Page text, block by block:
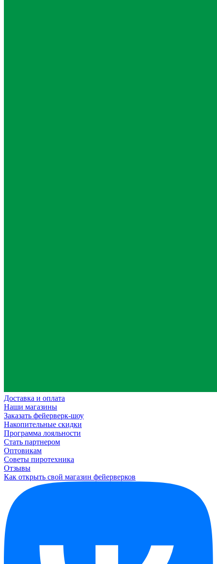
Доставка и оплата
Наши магазины
Заказать фейерверк-шоу
Накопительные скидки
Программа лояльности
Стать партнером
Оптовикам
Советы пиротехника
Отзывы
Как открыть свой магазин фейерверков